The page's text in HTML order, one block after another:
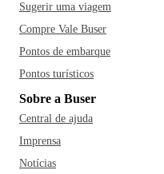
Sugerir uma viagem
Compre Vale Buser
Pontos de embarque
Pontos turísticos
Sobre a Buser
Central de ajuda
Imprensa
Notícias